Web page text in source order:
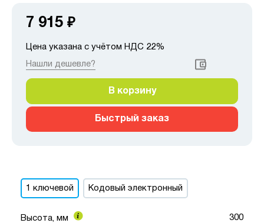
7 915 ₽
Цена указана с учётом НДС 22%
Нашли дешевле?
В корзину
Быстрый заказ
1 ключевой Кодовый электронный
Высота, мм 300